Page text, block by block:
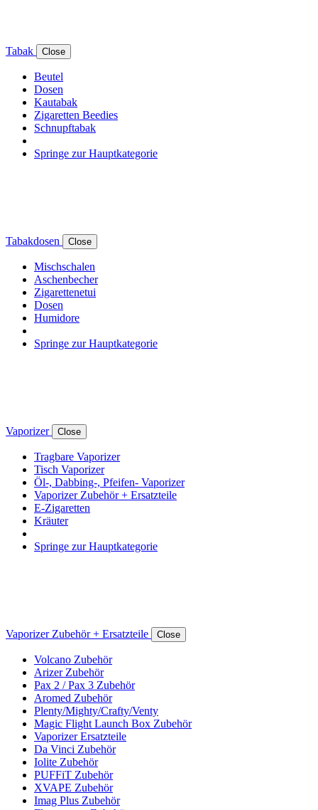
Tabak Close
Beutel
Dosen
Kautabak
Zigaretten Beedies
Schnupftabak
Springe zur Hauptkategorie
Tabakdosen Close
Mischschalen
Aschenbecher
Zigarettenetui
Dosen
Humidore
Springe zur Hauptkategorie
Vaporizer Close
Tragbare Vaporizer
Tisch Vaporizer
Öl-, Dabbing-, Pfeifen- Vaporizer
Vaporizer Zubehör + Ersatzteile
E-Zigaretten
Kräuter
Springe zur Hauptkategorie
Vaporizer Zubehör + Ersatzteile Close
Volcano Zubehör
Arizer Zubehör
Pax 2 / Pax 3 Zubehör
Aromed Zubehör
Plenty/Mighty/Crafty/Venty
Magic Flight Launch Box Zubehör
Vaporizer Ersatzteile
Da Vinci Zubehör
Iolite Zubehör
PUFFiT Zubehör
XVAPE Zubehör
Imag Plus Zubehör